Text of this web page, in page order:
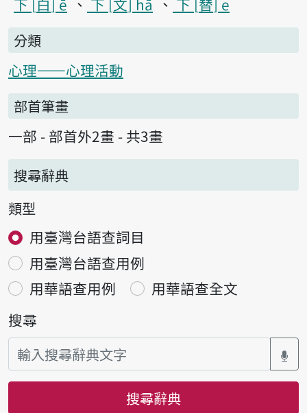
下 白 ē 下 文 hā 下 替 e
分類
心理——心理活動
部首筆畫
一部 - 部首外2畫 - 共3畫
搜尋辭典
類型
用臺灣台語查詞目
用臺灣台語查用例
用華語查用例
用華語查全文
搜尋
搜尋辭典